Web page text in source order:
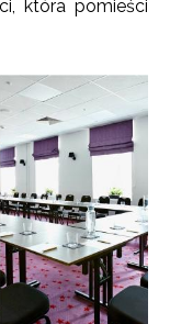
która pomieści